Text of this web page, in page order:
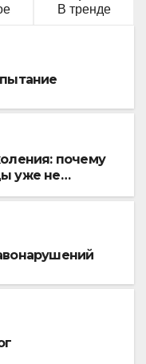
В тренде
почему
уже не